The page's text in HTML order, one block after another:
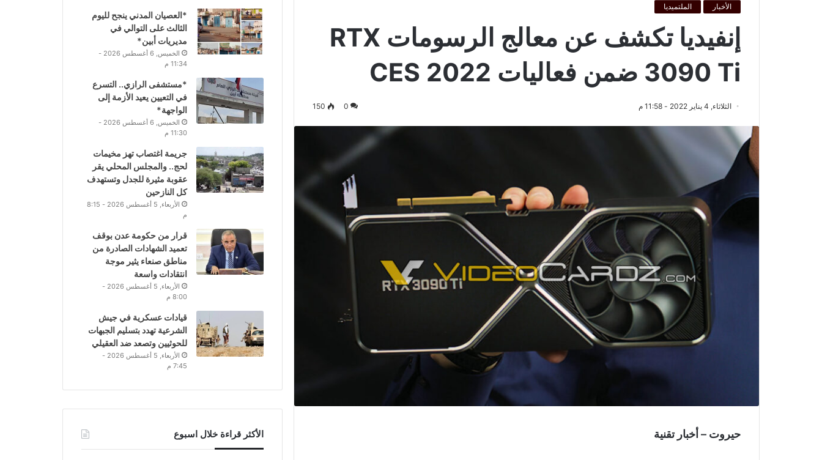
الأخبار الملتميديا
إنفيديا تكشف عن معالج الرسومات RTX
3090 Ti ضمن فعاليات CES 2022
الثلاثاء, 4 يناير 2022 - 11:58 م 0
150
حيروت – أخبار تقنية
*العصيان المدني ينجح لليوم
الثالث على التوالي في
مديريات أبين*
الخميس, 6 أغسطس 2026 -
11:34 م
*مستشفى الرازي.. التسرع
في التعيين يعيد الأزمة إلى
الواجهة*
الخميس, 6 أغسطس 2026 -
11:30 م
جريمة اغتصاب تهز مخيمات
لحج.. والمجلس المحلي يقر
عقوبة مثيرة للجدل وتستهدف
كل النازحين
الأربعاء, 5 أغسطس 2026 - 8:15
م
قرار من حكومة عدن بوقف
تعميد الشهادات الصادرة من
مناطق صنعاء يثير موجة
انتقادات واسعة
الأربعاء, 5 أغسطس 2026 -
8:00 م
قيادات عسكرية في جيش
الشرعية تهدد بتسليم الجبهات
للحوثيين وتصعد ضد العقيلي
الأربعاء, 5 أغسطس 2026 -
7:45 م
الأكثر قراءة خلال اسبوع